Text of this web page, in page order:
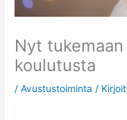
Nyt
koulutusta
/Avustustoiminta /